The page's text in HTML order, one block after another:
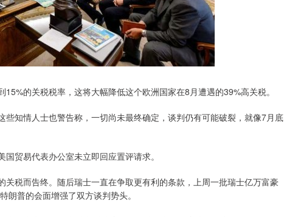
的关税税率，这将大幅降低这个欧洲国家在8月遭遇的39%高关税。
知情人士也警告称，一切尚未最终确定，谈判仍有可能破裂，就像7月底
贸易代表办公室未立即回应置评请求。
税而告终。随后瑞士一直在争取更有利的条款，上周一批瑞士亿万富豪
朗普的会面增强了双方谈判势头。